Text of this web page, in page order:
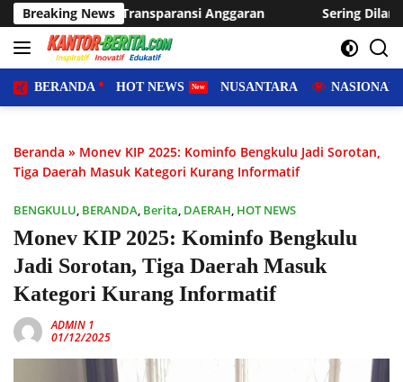
Langsung
ke
konten
Breaking News
Anggaran Sering Dilanda Genangan, Desa
BERANDA HOT NEWS NUSANTARA NASIONAL
Beranda » Monev KIP 2025: Kominfo Bengkulu Jadi Sorotan,
Tiga Daerah Masuk Kategori Kurang Informatif
BENGKULU, BERANDA, Berita, DAERAH, HOT NEWS
Monev KIP 2025: Kominfo Bengkulu
Jadi Sorotan, Tiga Daerah Masuk
Kategori Kurang Informatif
ADMIN 1
01/12/2025